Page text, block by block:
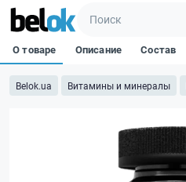
Belok.ua Витамины и минералы
О товаре Описание Состав